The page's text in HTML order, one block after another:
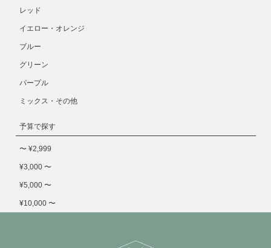
レッド
イエロー・オレンジ
ブルー
グリーン
パープル
ミックス・その他
予算で探す
〜 ¥2,999
¥3,000 〜
¥5,000 〜
¥10,000 〜